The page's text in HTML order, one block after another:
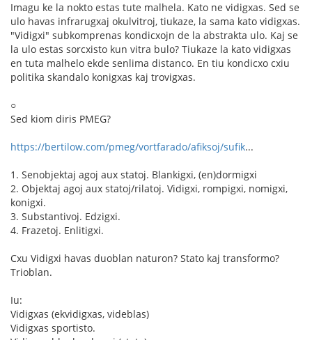
Imagu ke la nokto estas tute malhela. Kato ne vidigxas. Sed se
ulo havas infrarugxaj okulvitroj, tiukaze, la sama kato vidigxas.
"Vidigxi" subkomprenas kondicxojn de la abstrakta ulo. Kaj se
la ulo estas sorcxisto kun vitra bulo? Tiukaze la kato vidigxas
en tuta malhelo ekde senlima distanco. En tiu kondicxo cxiu
politika skandalo konigxas kaj trovigxas.
○
Sed kiom diris PMEG?
https://bertilow.com/pmeg/vortfarado/afiksoj/sufik...
1. Senobjektaj agoj aux statoj. Blankigxi, (en)dormigxi
2. Objektaj agoj aux statoj/rilatoj. Vidigxi, rompigxi, nomigxi,
konigxi.
3. Substantivoj. Edzigxi.
4. Frazetoj. Enlitigxi.
Cxu Vidigxi havas duoblan naturon? Stato kaj transformo?
Trioblan.
Iu:
Vidigxas (ekvidigxas, videblas)
Vidigxas sportisto.